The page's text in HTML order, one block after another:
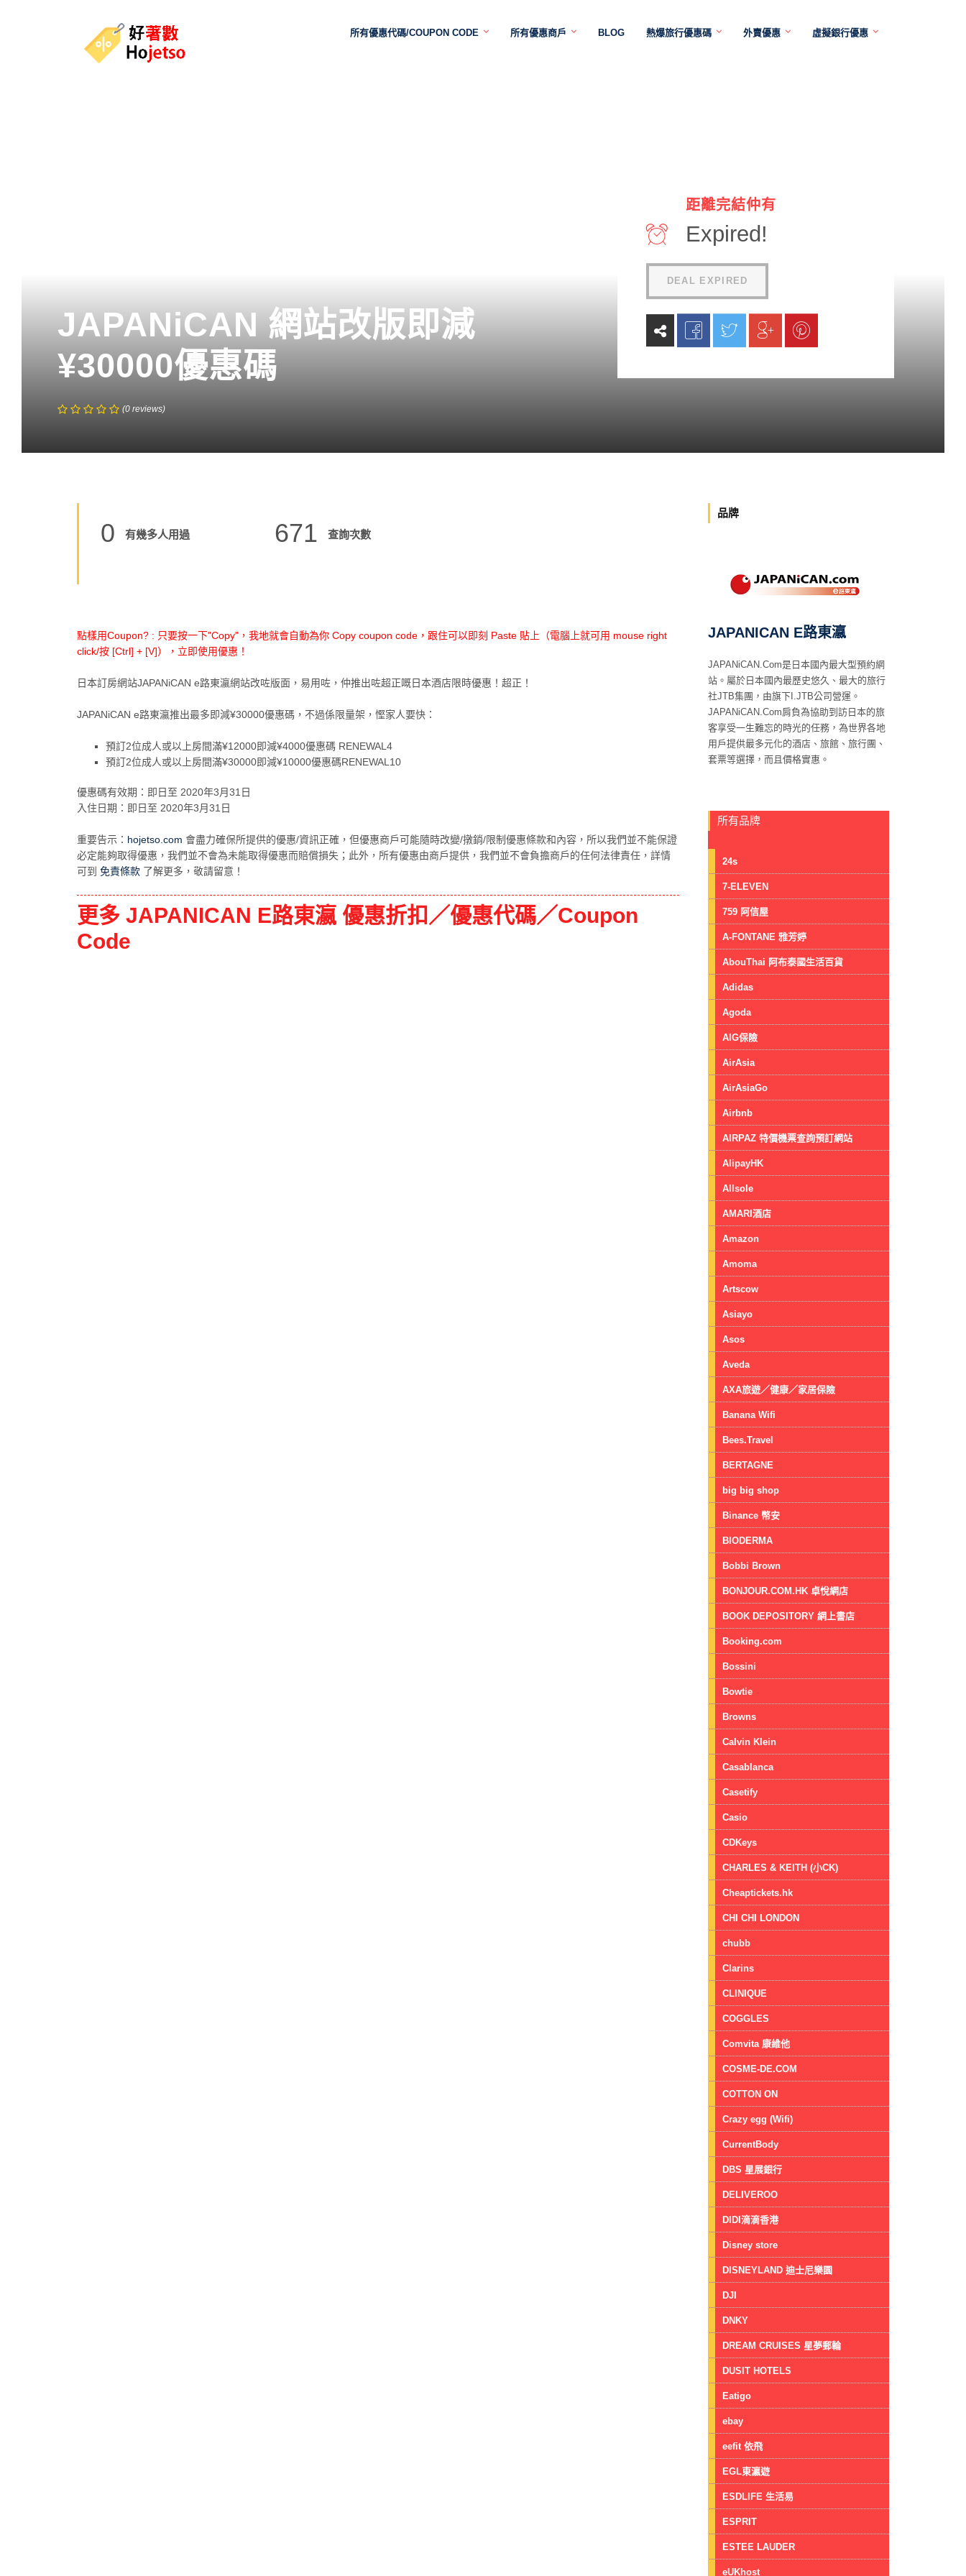
所有優惠代碼/COUPON CODE 所有優惠商戶 BLOG 熱爆旅行優惠碼 外賣優惠 虛擬銀行優惠
JAPANiCAN 網站改版即減
¥30000優惠碼
(0 reviews)
距離完結仲有
Expired!
DEAL EXPIRED
0 有幾多人用過 671 查詢次數
點樣用Coupon? : 只要按一下"Copy"，我地就會自動為你 Copy coupon code，跟住可以即刻 Paste 貼上（電腦上就可用 mouse right
click/按 [Ctrl] + [V]），立即使用優惠！
日本訂房網站JAPANiCAN e路東瀛網站改咗版面，易用咗，仲推出咗超正嘅日本酒店限時優惠！超正！
JAPANiCAN e路東瀛推出最多即減¥30000優惠碼，不過係限量架，慳家人要快：
預訂2位成人或以上房間滿¥12000即減¥4000優惠碼 RENEWAL4
預訂2位成人或以上房間滿¥30000即減¥10000優惠碼RENEWAL10
優惠碼有效期：即日至 2020年3月31日
入住日期：即日至 2020年3月31日
重要告示： hojetso.com 會盡力確保所提供的優惠/資訊正確，但優惠商戶可能隨時改變/撴銷/限制優惠條款和內容，所以我們並不能保證
必定能夠取得優惠，我們並不會為未能取得優惠而賠償損失；此外，所有優惠由商戶提供，我們並不會負擔商戶的任何法律責任，詳情
可到 免責條款 了解更多，敬請留意！
更多 JAPANICAN E路東瀛 優惠折扣／優惠代碼／Coupon
Code
品牌
JAPANICAN E路東瀛
JAPANiCAN.Com是日本國內最大型預約網
站。屬於日本國內最歷史悠久、最大的旅行
社JTB集團，由旗下I.JTB公司營運。
JAPANiCAN.Com肩負為協助到訪日本的旅
客享受一生難忘的時光的任務，為世界各地
用戶提供最多元化的酒店、旅館、旅行團、
套票等選擇，而且價格實惠。
所有品牌
24s
7-ELEVEN
759 阿信屋
A-FONTANE 雅芳婷
AbouThai 阿布泰國生活百貨
Adidas
Agoda
AIG保險
AirAsia
AirAsiaGo
Airbnb
AIRPAZ 特價機票查詢預訂網站
AlipayHK
Allsole
AMARI酒店
Amazon
Amoma
Artscow
Asiayo
Asos
Aveda
AXA旅遊／健康／家居保險
Banana Wifi
Bees.Travel
BERTAGNE
big big shop
Binance 幣安
BIODERMA
Bobbi Brown
BONJOUR.COM.HK 卓悅網店
BOOK DEPOSITORY 網上書店
Booking.com
Bossini
Bowtie
Browns
Calvin Klein
Casablanca
Casetify
Casio
CDKeys
CHARLES & KEITH (小CK)
Cheaptickets.hk
CHI CHI LONDON
chubb
Clarins
CLINIQUE
COGGLES
Comvita 康維他
COSME-DE.COM
COTTON ON
Crazy egg (Wifi)
CurrentBody
DBS 星展銀行
DELIVEROO
DIDI滴滴香港
Disney store
DISNEYLAND 迪士尼樂園
DJI
DNKY
DREAM CRUISES 星夢郵輪
DUSIT HOTELS
Eatigo
ebay
eefit 依飛
EGL東瀛遊
ESDLIFE 生活易
ESPRIT
ESTEE LAUDER
eUKhost